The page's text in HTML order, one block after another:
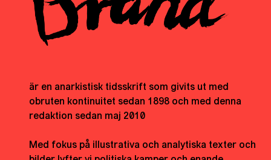
är en anarkistisk tidsskrift som givits ut med
obruten kontinuitet sedan 1898 och med denna
redaktion sedan maj 2010
Med fokus på illustrativa och analytiska texter och